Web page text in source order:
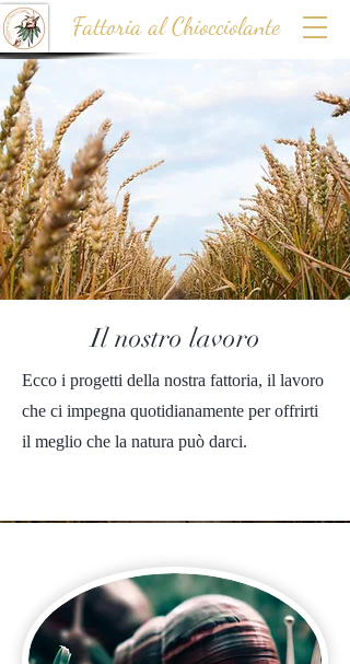
Fattoria al Chiocciolante
Il nostro lavoro
Ecco i progetti della nostra fattoria, il lavoro
che ci impegna quotidianamente per offrirti
il meglio che la natura può darci.